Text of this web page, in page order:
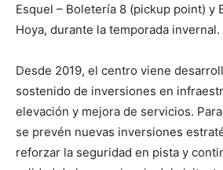
Esquel – Boletería 8 (pickup point) y
Hoya, durante la temporada invernal.
Desde 2019, el centro viene
sostenido de inversiones en
elevación y mejora de servicios.
se prevén nuevas inversiones
reforzar la seguridad en pista y